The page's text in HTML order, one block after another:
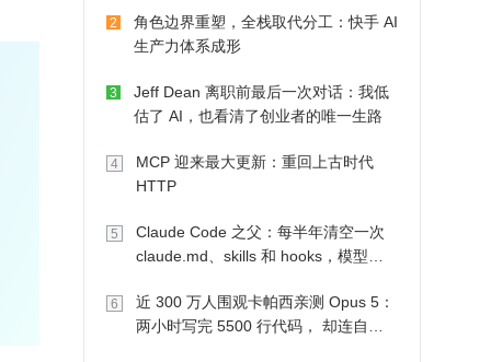
2
角色边界重塑，全栈取代分工：快手 AI
生产力体系成形
3
Jeff Dean 离职前最后一次对话：我低
估了 AI，也看清了创业者的唯一生路
4
MCP 迎来最大更新：重回上古时代
HTTP
5
Claude Code 之父：每半年清空一次
claude.md、skills 和 hooks，模型自
6
近 300 万人围观卡帕西亲测 Opus 5：
两小时写完 5500 行代码， 却连自己